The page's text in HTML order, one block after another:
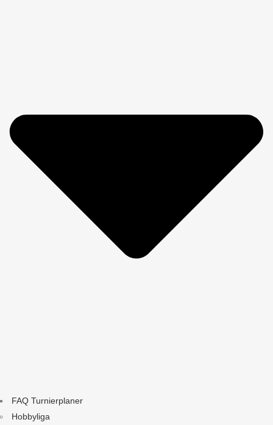
FAQ Turnierplaner
Hobbyliga